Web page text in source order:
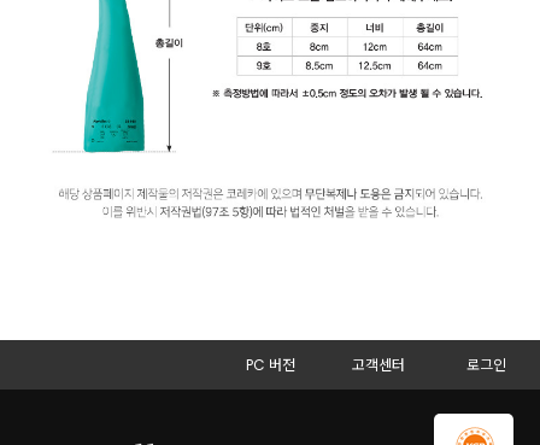
PC 버전 고객센터 로그인